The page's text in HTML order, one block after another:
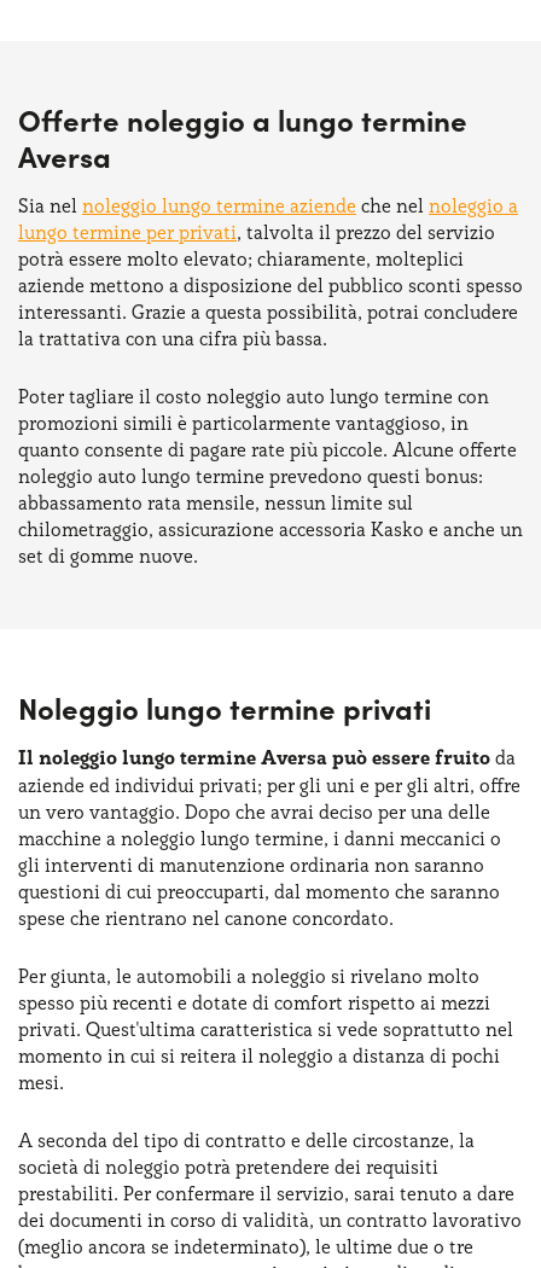
Offerte noleggio a lungo termine
Aversa
Sia nel noleggio lungo termine aziende che nel noleggio a
lungo termine per privati, talvolta il prezzo del servizio
potrà essere molto elevato; chiaramente, molteplici
aziende mettono a disposizione del pubblico sconti spesso
interessanti. Grazie a questa possibilità, potrai concludere
la trattativa con una cifra più bassa.
Poter tagliare il costo noleggio auto lungo termine con
promozioni simili è particolarmente vantaggioso, in
quanto consente di pagare rate più piccole. Alcune offerte
noleggio auto lungo termine prevedono questi bonus:
abbassamento rata mensile, nessun limite sul
chilometraggio, assicurazione accessoria Kasko e anche un
set di gomme nuove.
Noleggio lungo termine privati
Il noleggio lungo termine Aversa può essere fruito da
aziende ed individui privati; per gli uni e per gli altri, offre
un vero vantaggio. Dopo che avrai deciso per una delle
macchine a noleggio lungo termine, i danni meccanici o
gli interventi di manutenzione ordinaria non saranno
questioni di cui preoccuparti, dal momento che saranno
spese che rientrano nel canone concordato.
Per giunta, le automobili a noleggio si rivelano molto
spesso più recenti e dotate di comfort rispetto ai mezzi
privati. Quest'ultima caratteristica si vede soprattutto nel
momento in cui si reitera il noleggio a distanza di pochi
mesi.
A seconda del tipo di contratto e delle circostanze, la
società di noleggio potrà pretendere dei requisiti
prestabiliti. Per confermare il servizio, sarai tenuto a dare
dei documenti in corso di validità, un contratto lavorativo
(meglio ancora se indeterminato), le ultime due o tre